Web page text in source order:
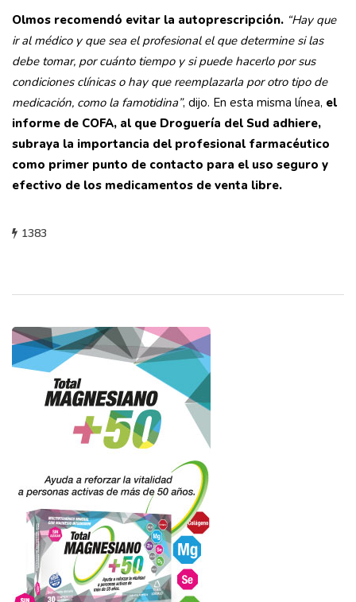
Olmos recomendó evitar la autoprescripción. “Hay que
ir al médico y que sea el profesional el que determine si las
debe tomar, por cuánto tiempo y si puede hacerlo por sus
condiciones clínicas o hay que reemplazarla por otro tipo de
medicación, como la famotidina”, dijo. En esta misma línea, el
informe de COFA, al que Droguería del Sud adhiere,
subraya la importancia del profesional farmacéutico
como primer punto de contacto para el uso seguro y
efectivo de los medicamentos de venta libre.
1383